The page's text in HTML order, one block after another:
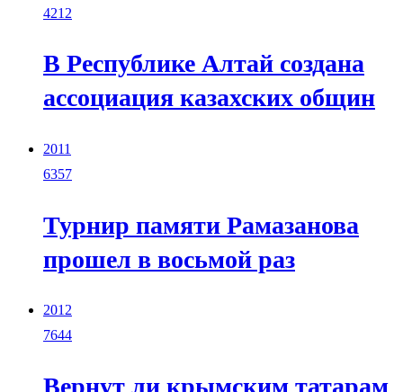
4212
В Республике Алтай создана
ассоциация казахских общин
2011
6357
Турнир памяти Рамазанова
прошел в восьмой раз
2012
7644
Вернут ли крымским татарам